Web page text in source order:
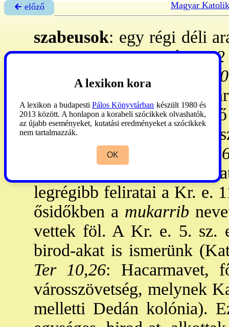
🡰 előző Magyar
szabeusok: egy régi déli
- ATer 10,28; 1Krón 1,22
származtatja őket; a
Ter
Dedánnal együtt Kus
Joksán utódai.
aranyat és drágaköveket
királynője ;Zsolt 72,15; Iz
2. évezredben
legrégibb feliratai a Kr. e.
ősidőkben a mukarrib
vettek föl. A Kr. e. 5. sz.
birod-akat is ismerünk
Ter 10,26: Hacarmavet,
városszövetség, melynek
melletti Dedán kolónia).
A lexikon kora
A lexikon a budapesti Pálos Könyvtárban készült 1980 és
2013 között. A honlapon a korabeli szócikkek olvashatók,
az újabb eseményeket, kutatási eredményeket a szócikkek
nem tartalmazzák.
OK